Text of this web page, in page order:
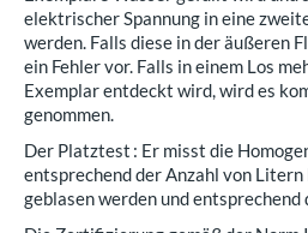
elektrischer Spannung in eine
werden. Falls diese in der äußeren
ein Fehler vor. Falls in einem Los
Exemplar entdeckt wird, wird es
genommen.
Der Platztest : Er misst die
entsprechend der Anzahl von Litern
geblasen werden und